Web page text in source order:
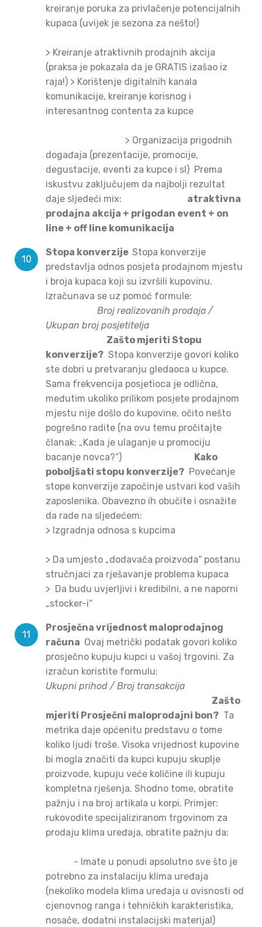
kreiranje poruka za privlačenje potencijalnih
kupaca (uvijek je sezona za nešto!)
> Kreiranje atraktivnih prodajnih akcija
(praksa je pokazala da je GRATIS izašao iz
raja!) > Korištenje digitalnih kanala
komunikacije, kreiranje korisnog i
interesantnog contenta za kupce
> Organizacija prigodnih
događaja (prezentacije, promocije,
degustacije, eventi za kupce i sl) Prema
iskustvu zaključujem da najbolji rezultat
daje sljedeći mix: atraktivna
prodajna akcija + prigodan event + on
line + off line komunikacija
Stopa konverzije Stopa konverzije
predstavlja odnos posjeta prodajnom mjestu
i broja kupaca koji su izvršili kupovinu.
Izračunava se uz pomoć formule:
Broj realizovanih prodaja /
Ukupan broj posjetitelja
Zašto mjeriti Stopu
konverzije? Stopa konverzije govori koliko
ste dobri u pretvaranju gledaoca u kupce.
Sama frekvencija posjetioca je odlična,
međutim ukoliko prilikom posjete prodajnom
mjestu nije došlo do kupovine, očito nešto
pogrešno radite (na ovu temu pročitajte
članak: „Kada je ulaganje u promociju
bacanje novca?“) Kako
poboljšati stopu konverzije? Povećanje
stope konverzije započinje ustvari kod vaših
zaposlenika. Obavezno ih obučite i osnažite
da rade na sljedećem:
> Izgradnja odnosa s kupcima
> Da umjesto „dodavača proizvoda“ postanu
stručnjaci za rješavanje problema kupaca
> Da budu uvjerljivi i kredibilni, a ne naporni
„stocker-i“
Prosječna vrijednost maloprodajnog
računa Ovaj metrički podatak govori koliko
prosječno kupuju kupci u vašoj trgovini. Za
izračun koristite formulu:
Ukupni prihod / Broj transakcija
Zašto
mjeriti Prosječni maloprodajni bon? Ta
metrika daje općenitu predstavu o tome
koliko ljudi troše. Visoka vrijednost kupovine
bi mogla značiti da kupci kupuju skuplje
proizvode, kupuju veće količine ili kupuju
kompletna rješenja. Shodno tome, obratite
pažnju i na broj artikala u korpi. Primjer:
rukovodite specijaliziranom trgovinom za
prodaju klima uređaja, obratite pažnju da:
- Imate u ponudi apsolutno sve što je
potrebno za instalaciju klima uređaja
(nekoliko modela klima uređaja u ovisnosti od
cjenovnog ranga i tehničkih karakteristika,
nosače, dodatni instalacijski materijal)